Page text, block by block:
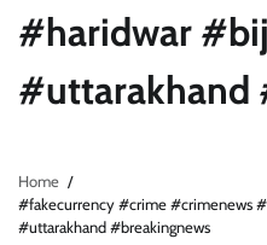
#haridwar
#uttarakhand
Home
#fakecurrency #crime #crimenews
#uttarakhand #breakingnews